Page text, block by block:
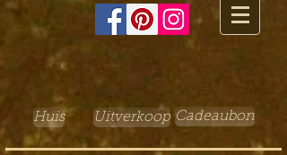
Huis Uitverkoop Cadeaubon